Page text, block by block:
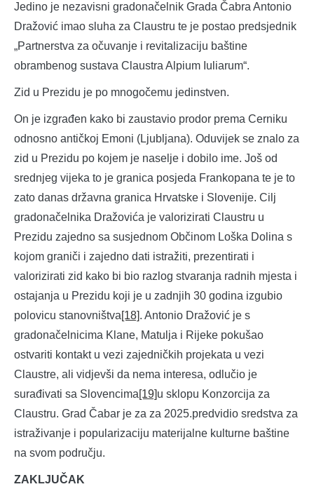
Jedino je nezavisni gradonačelnik Grada Čabra Antonio
Dražović imao sluha za Claustru te je postao predsjednik
„Partnerstva za očuvanje i revitalizaciju baštine
obrambenog sustava Claustra Alpium Iuliarum“.
Zid u Prezidu je po mnogočemu jedinstven.
On je izgrađen kako bi zaustavio prodor prema Cerniku
odnosno antičkoj Emoni (Ljubljana). Oduvijek se znalo za
zid u Prezidu po kojem je naselje i dobilo ime. Još od
srednjeg vijeka to je granica posjeda Frankopana te je to
zato danas državna granica Hrvatske i Slovenije. Cilj
gradonačelnika Dražovića je valorizirati Claustru u
Prezidu zajedno sa susjednom Občinom Loška Dolina s
kojom graniči i zajedno dati istražiti, prezentirati i
valorizirati zid kako bi bio razlog stvaranja radnih mjesta i
ostajanja u Prezidu koji je u zadnjih 30 godina izgubio
polovicu stanovništva[18]. Antonio Dražović je s
gradonačelnicima Klane, Matulja i Rijeke pokušao
ostvariti kontakt u vezi zajedničkih projekata u vezi
Claustre, ali vidjevši da nema interesa, odlučio je
surađivati sa Slovencima[19]u sklopu Konzorcija za
Claustru. Grad Čabar je za za 2025.predvidio sredstva za
istraživanje i popularizaciju materijalne kulturne baštine
na svom području.
ZAKLJUČAK